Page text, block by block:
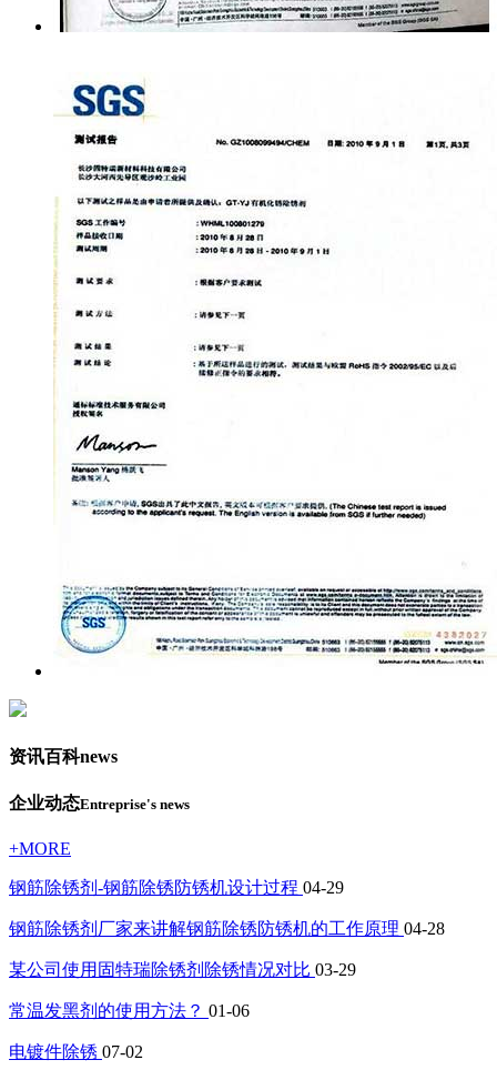
资讯百科news
企业动态Entreprise's news
+MORE
钢筋除锈剂-钢筋除锈防锈机设计过程 04-29
钢筋除锈剂厂家来讲解钢筋除锈防锈机的工作原理 04-28
某公司使用固特瑞除锈剂除锈情况对比 03-29
常温发黑剂的使用方法？ 01-06
电镀件除锈 07-02